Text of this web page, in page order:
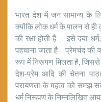
भारत देश में जन सामान्य के
क्योंकि लोक धर्म के पालन से ही
की रक्षा होती है । इसे दया-
पहचाना जाता है। प्रेमचंद की
रूप में निरूपण मिलता है, जिससे
देश-प्रेम आदि की चेतना
परायणता के महत्व को समझ
धर्म निरूपण के निम्नलिखित